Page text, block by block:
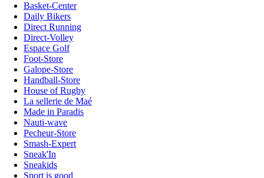
Basket-Center
Daily Bikers
Direct Running
Direct-Volley
Espace Golf
Foot-Store
Galope-Store
Handball-Store
House of Rugby
La sellerie de Maé
Made in Paradis
Nauti-wave
Pecheur-Store
Smash-Expert
Sneak'In
Sneakids
Sport is good